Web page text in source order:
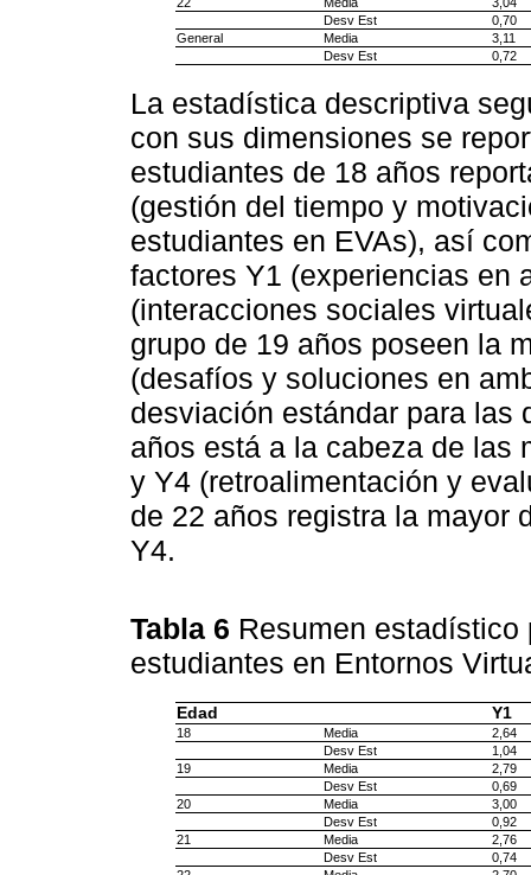
Desv Est
0,70
General
Media
3,11
Desv Est
0,72
La estadística descriptiva
con sus dimensiones se
estudiantes de 18 años
(gestión del tiempo y
estudiantes en EVAs), así
factores Y1 (experiencias en
(interacciones sociales
grupo de 19 años poseen la
(desafíos y soluciones en
desviación estándar para las
años está a la cabeza de las
y Y4 (retroalimentación y
de 22 años registra la mayor
Y4.
Tabla 6 Resumen
estudiantes en Entornos
Edad Y1
18 Media
2,64
Desv Est
1,04
19
Media
2,79
Desv Est
0,69
20
Media
3,00
Desv Est
0,92
21
Media
2,76
Desv Est
0,74